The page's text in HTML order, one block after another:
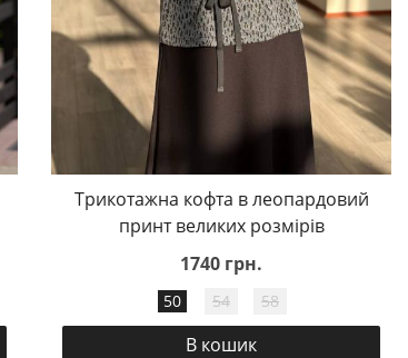
Трикотажна кофта в леопардовий
принт великих розмірів
1740 грн.
50 54 58
В кошик